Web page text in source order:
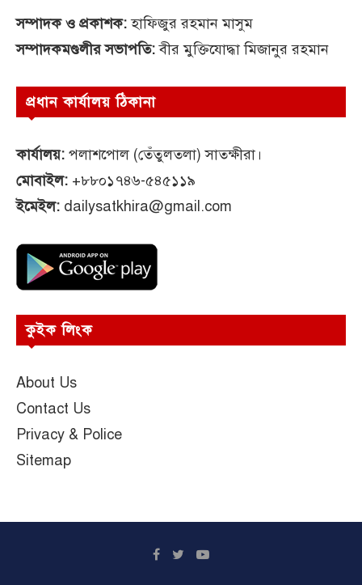
সম্পাদক ও প্রকাশক:হাফিজুর রহমান মাসুম
সম্পাদকমণ্ডলীর সভাপতি:বীর মুক্তিযোদ্ধা মিজানুর রহমান
প্রধান কার্যালয় ঠিকানা
কার্যালয়: পলাশপোল (তেঁতুলতলা) সাতক্ষীরা।
মোবাইল: +৮৮০১৭৪৬-৫৪৫১১৯
ইমেইল: dailysatkhira@gmail.com
কুইক লিংক
About Us
Contact Us
Privacy & Police
Sitemap